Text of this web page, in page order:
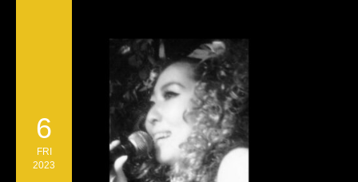
6
FRI
2023